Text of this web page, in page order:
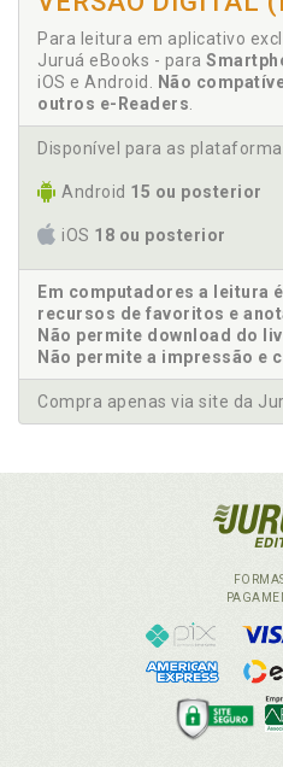
Para leitura em aplicativo
Juruá eBooks - para
iOS e Android.
Não
outros e-Readers
Disponível para as
Android 15 ou posterior
iOS 18 ou posterior
Em computadores a leitura
recursos de favoritos e
Não permite download do
Não permite a impressão e
Compra apenas via site da